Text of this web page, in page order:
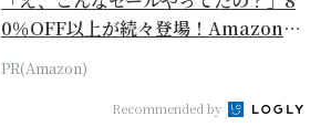
0％OFF以上が続々登場！Amazonの
本気が...
PR(Amazon)
Recommended by